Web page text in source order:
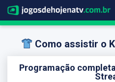
Como assistir o
Programação